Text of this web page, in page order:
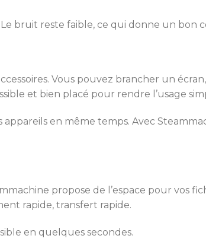
bruit reste faible, ce qui donne un bon
Vous pouvez brancher un
et bien placé pour rendre l’usage
en même temps. Avec
propose de l’espace pour vos
rapide, transfert rapide.
en quelques secondes.